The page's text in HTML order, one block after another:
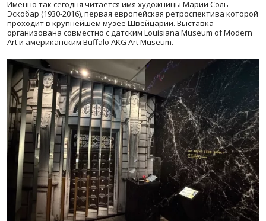
Именно так сегодня читается имя художницы Марии Соль
Эскобар (1930-2016), первая европейская ретроспектива которой
проходит в крупнейшем музее Швейцарии. Выставка
организована совместно с датским Louisiana Museum of Modern
Art и американским Buffalo AKG Art Museum.